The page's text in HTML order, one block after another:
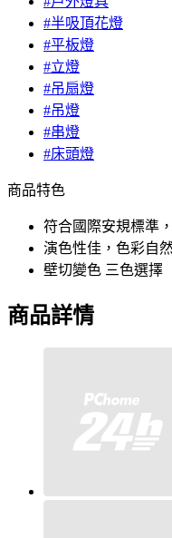
#半吸頂花燈
#平板燈
#立燈
#吊扇燈
#吊燈
#串燈
#床頭燈
商品特色
符合國際安規標準
演色性佳，色彩自
壁切變色 三色選擇
商品詳情